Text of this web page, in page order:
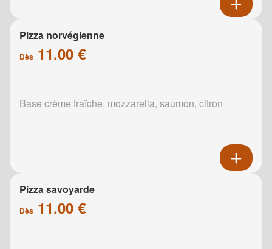
Pizza norvégienne
Dès 11.00 €
Base crème fraîche, mozzarella, saumon, citron
Pizza savoyarde
Dès 11.00 €